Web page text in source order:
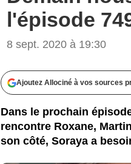
l'épisode
8 sept. 2020 à 19:30
Ajoutez Allociné à vos sources
Dans le prochain
rencontre Roxane,
son côté, Soraya a